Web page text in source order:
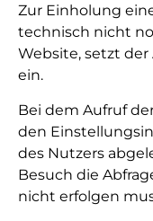
Zur Einholung
technisch nicht
Website, setzt
ein.
Bei dem Aufruf
den
des Nutzers
Besuch die
nicht erfolgen